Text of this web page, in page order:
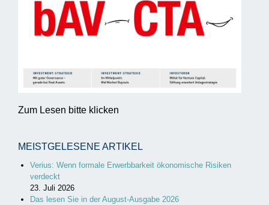
Zum Lesen bitte klicken
MEISTGELESENE ARTIKEL
Verius: Wenn formale Erwerbbarkeit ökonomische Risiken
verdeckt
23. Juli 2026
Das lesen Sie in der August-Ausgabe 2026